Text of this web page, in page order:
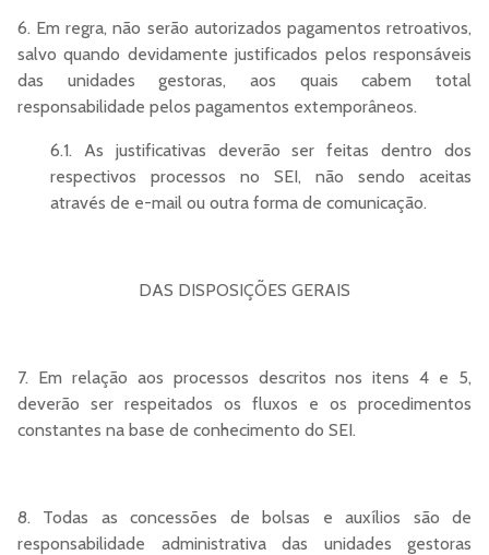
6. Em regra, não serão autorizados pagamentos retroativos,
salvo quando devidamente justificados pelos responsáveis
das unidades gestoras, aos quais cabem total
responsabilidade pelos pagamentos extemporâneos.
6.1. As justificativas deverão ser feitas dentro dos
respectivos processos no SEI, não sendo aceitas
através de e-mail ou outra forma de comunicação.
DAS DISPOSIÇÕES GERAIS
7. Em relação aos processos descritos nos itens 4 e 5,
deverão ser respeitados os fluxos e os procedimentos
constantes na base de conhecimento do SEI.
8. Todas as concessões de bolsas e auxílios são de
responsabilidade administrativa das unidades gestoras